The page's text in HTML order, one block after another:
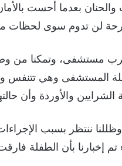
بعدما أحست
وفرحة لن تدوم سوى لحظات
مستشفى، وتمكنا
المستشفى وهي تتنفس
والأوردة وأن
ننتظر بسبب الإجراءات
7 و 51 دقيقة مساء تم إخبارنا بأن